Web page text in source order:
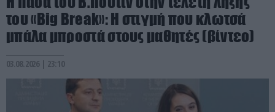
του «Big Break»: Η στιγμή που κλωτσά
μπάλα μπροστά στους μαθητές (βίντεο)
03.08.2026 | 23:10